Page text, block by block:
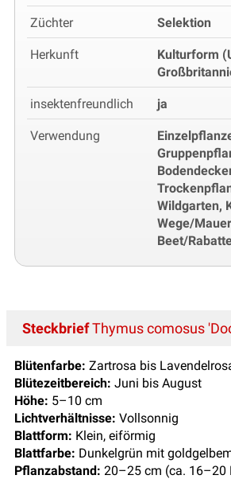
Züchter Selektion
Herkunft
Kulturform
insektenfreundlich ja
Verwendung
Wildgarten,
Wege/
Beet/
SteckbriefThymus comosus
Blütenfarbe: Zartrosa bis
Blütezeitbereich: Juni bis August
Höhe: 5–10 cm
Lichtverhältnisse: Vollsonnig
Blattform: Klein, eiförmig
Blattfarbe: Dunkelgrün mit
Pflanzabstand: 20–25 cm (ca. 16–20